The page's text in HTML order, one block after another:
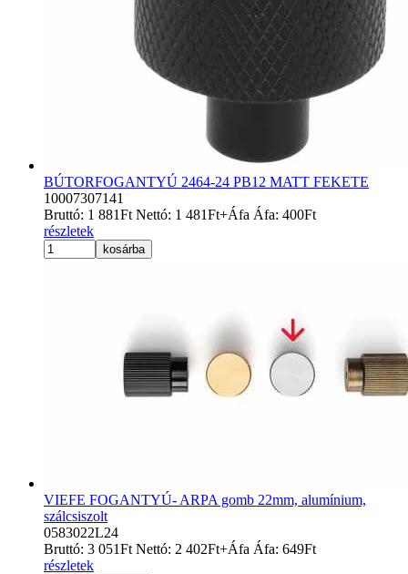
BÚTORFOGANTYÚ 2464-24 PB12 MATT FEKETE
10007307141
Bruttó: 1 881Ft Nettó: 1 481Ft+Áfa Áfa: 400Ft
részletek
kosárba
VIEFE FOGANTYÚ- ARPA gomb 22mm, alumínium,
szálcsiszolt
0583022L24
Bruttó: 3 051Ft Nettó: 2 402Ft+Áfa Áfa: 649Ft
részletek